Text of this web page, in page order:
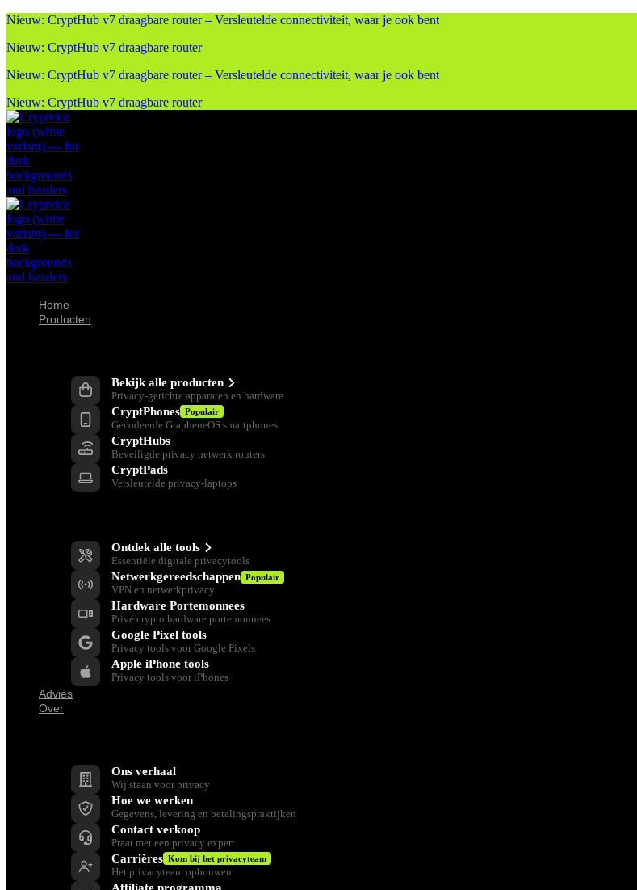
Nieuw: CryptHub v7 draagbare router – Versleutelde connectiviteit, waar je ook bent
Nieuw: CryptHub v7 draagbare router
Nieuw: CryptHub v7 draagbare router – Versleutelde connectiviteit, waar je ook bent
Nieuw: CryptHub v7 draagbare router
Home
Producten
Bekijk alle producten
Privacy-gerichte apparaten en hardware
CryptPhones Populair
Gecodeerde GrapheneOS smartphones
CryptHubs
Beveiligde privacy netwerk routers
CryptPads
Versleutelde privacy-laptops
Ontdek alle tools
Essentiële digitale privacytools
Netwerkgereedschappen Populair
VPN en netwerkprivacy
Hardware Portemonnees
Privé crypto hardware portemonnees
Google Pixel tools
Privacy tools voor Google Pixels
Apple iPhone tools
Privacy tools voor iPhones
Advies
Over
Ons verhaal
Wij staan voor privacy
Hoe we werken
Gegevens, levering en betalingspraktijken
Contact verkoop
Praat met een privacy expert
Carrières Kom bij het privacyteam
Het privacyteam opbouwen
Affiliate programma